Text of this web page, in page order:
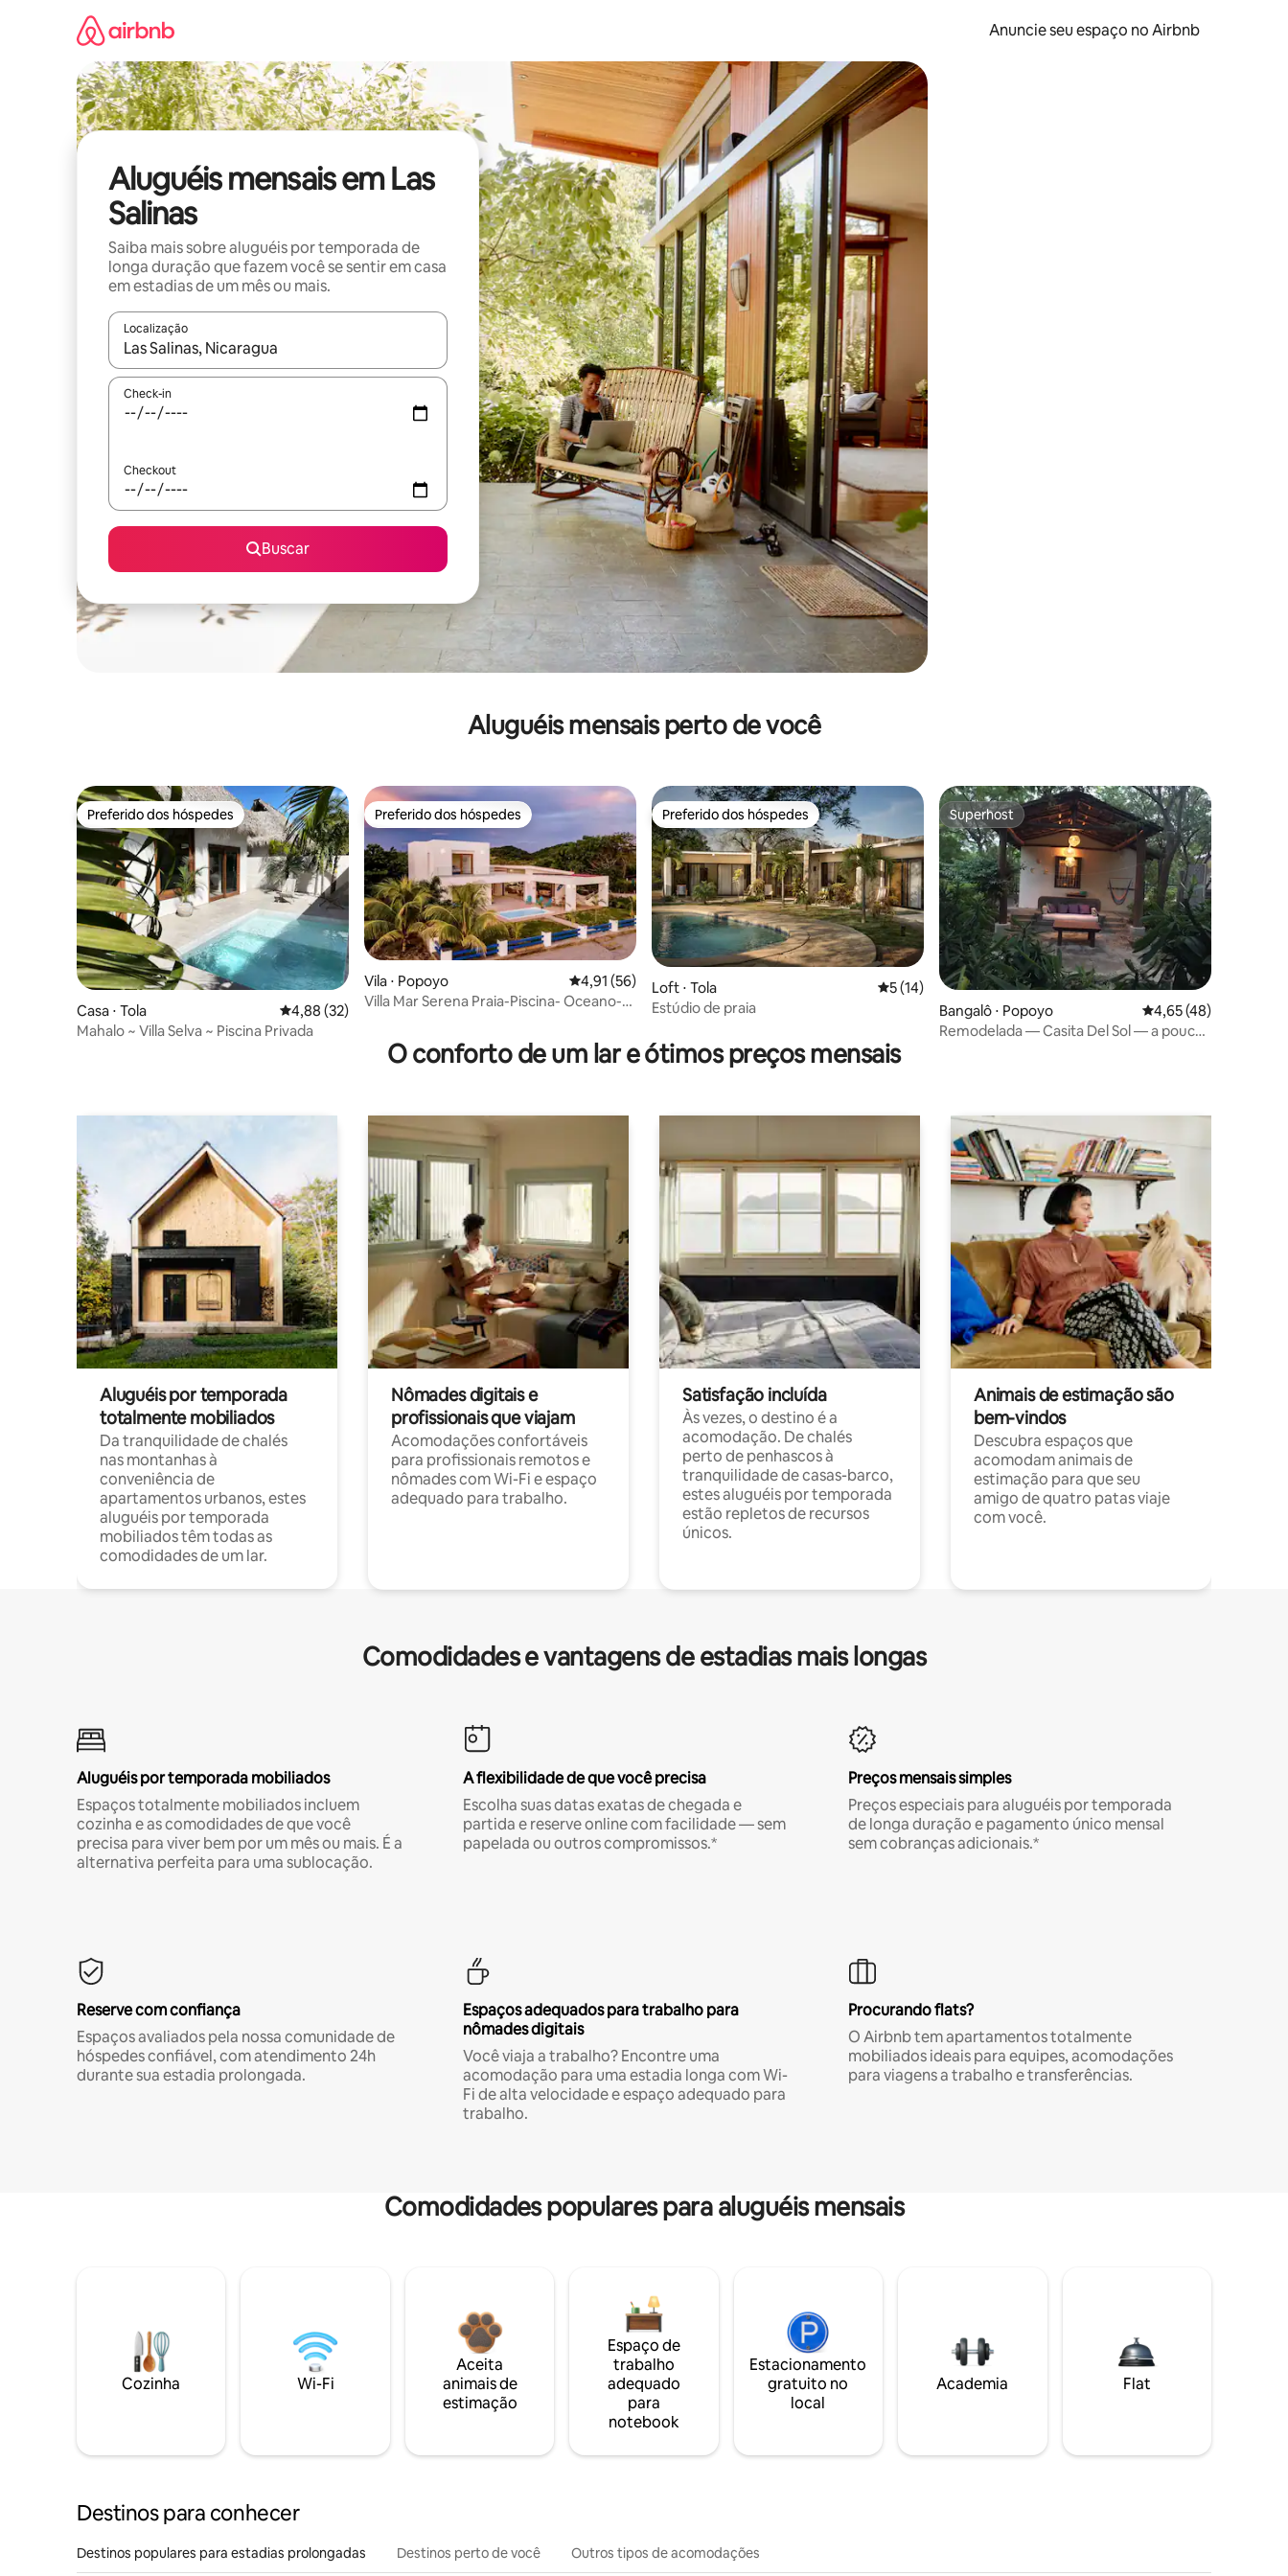
Anuncie seu espaço no Airbnb
Aluguéis mensais em Las
Salinas
Saiba mais sobre aluguéis por temporada de
longa duração que fazem você se sentir em casa
em estadias de um mês ou mais.
Localização
Quando os resultados estiverem disponíveis, explore-os usando as seta para cima e para baixo do teclado ou tocando e deslizando o dedo na tela.
Check-in
Checkout
Buscar
Aluguéis mensais perto de você
Preferido dos hóspedes
Preferido dos hóspedes
Casa ⋅ Tola 4,88 de uma avaliação média de 5, 32 avaliações
4,88 (32)
Mahalo ~ Villa Selva ~ Piscina Privada
Preferido dos hóspedes
Preferido dos hóspedes
Vila ⋅ Popoyo 4,91 de uma avaliação média de 5, 56 avaliações
4,91 (56)
Villa Mar Serena Praia-Piscina- Oceano-
Preferido dos hóspedes
Preferido dos hóspedes
Loft ⋅ Tola 5 de uma avaliação média de 5, 14 avaliações
5 (14)
Estúdio de praia
Superhost
Superhost
Bangalô ⋅ Popoyo 4,65 de uma
4,65 (48)
Remodelada — Casita Del Sol — a poucos
O conforto de um lar e ótimos preços mensais
Aluguéis por temporada
totalmente mobiliados
Da tranquilidade de chalés
nas montanhas à
conveniência de
apartamentos urbanos, estes
aluguéis por temporada
mobiliados têm todas as
comodidades de um lar.
Nômades digitais e
profissionais que viajam
Acomodações confortáveis
para profissionais remotos e
nômades com Wi-Fi e espaço
adequado para trabalho.
Satisfação incluída
Às vezes, o destino é a
acomodação. De chalés
perto de penhascos à
tranquilidade de casas-barco,
estes aluguéis por temporada
estão repletos de recursos
únicos.
Animais de estimação são
bem-vindos
Descubra espaços que
acomodam animais de
estimação para que seu
amigo de quatro patas viaje
com você.
Comodidades e vantagens de estadias mais longas
Aluguéis por temporada mobiliados
Espaços totalmente mobiliados incluem
cozinha e as comodidades de que você
precisa para viver bem por um mês ou mais. É a
alternativa perfeita para uma sublocação.
A flexibilidade de que você precisa
Escolha suas datas exatas de chegada e
partida e reserve online com facilidade — sem
papelada ou outros compromissos.*
Preços mensais simples
Preços especiais para aluguéis por temporada
de longa duração e pagamento único mensal
sem cobranças adicionais.*
Reserve com confiança
Espaços avaliados pela nossa comunidade de
hóspedes confiável, com atendimento 24h
durante sua estadia prolongada.
Espaços adequados para trabalho para
nômades digitais
Você viaja a trabalho? Encontre uma
acomodação para uma estadia longa com Wi-
Fi de alta velocidade e espaço adequado para
trabalho.
Procurando flats?
O Airbnb tem apartamentos totalmente
mobiliados ideais para equipes, acomodações
para viagens a trabalho e transferências.
Comodidades populares para aluguéis mensais
Cozinha Wi-Fi
Aceita
animais de
estimação
Espaço de
trabalho
adequado
para
notebook
Estacionamento
gratuito no
local
Academia Flat
Destinos para conhecer
Destinos populares para estadias prolongadas Destinos perto de você Outros tipos de acomodações